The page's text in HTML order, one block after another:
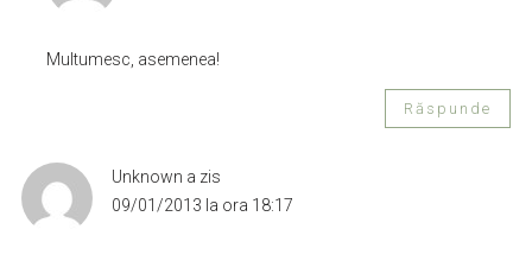
Multumesc, asemenea!
Răspunde
Unknown a zis
09/01/2013 la ora 18:17